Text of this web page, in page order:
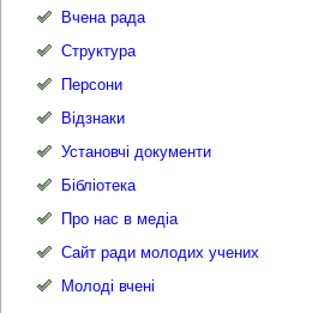
Вчена рада
Структура
Персони
Відзнаки
Установчі документи
Бібліотека
Про нас в медіа
Сайт ради молодих учених
Молоді вчені